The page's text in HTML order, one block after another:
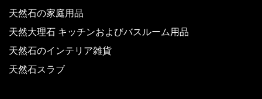
天然石の家庭用品
天然大理石 キッチンおよびバスルーム用品
天然石のインテリア雑貨
天然石スラブ